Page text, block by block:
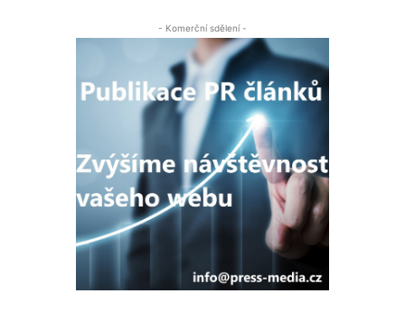
- Komerční sdělení -